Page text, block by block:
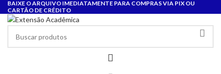
BAIXE O ARQUIVO IMEDIATAMENTE PARA COMPRAS VIA PIX OU
CARTÃO DE CRÉDITO